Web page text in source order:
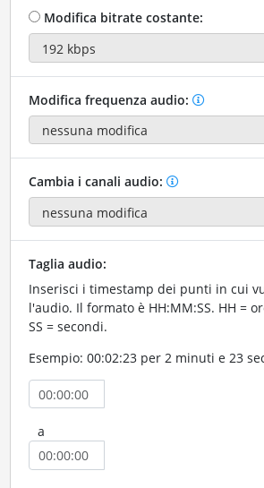
Modifica bitrate costante:
Modifica frequenza audio:
Cambia i canali audio:
Taglia audio:
Inserisci i timestamp dei punti in cui
l'audio. Il formato è HH:MM:SS. HH =
SS = secondi.
Esempio: 00:02:23 per 2 minuti e 23
a